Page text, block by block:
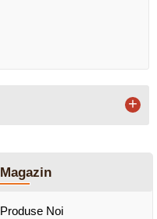
+
Magazin
Produse Noi